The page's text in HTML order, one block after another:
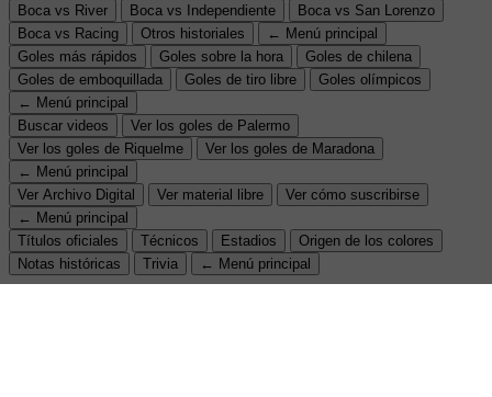
Boca vs River
Boca vs Independiente
Boca vs San Lorenzo
Boca vs Racing
Otros historiales
← Menú principal
Goles más rápidos
Goles sobre la hora
Goles de chilena
Goles de emboquillada
Goles de tiro libre
Goles olímpicos
← Menú principal
Buscar videos
Ver los goles de Palermo
Ver los goles de Riquelme
Ver los goles de Maradona
← Menú principal
Ver Archivo Digital
Ver material libre
Ver cómo suscribirse
← Menú principal
Títulos oficiales
Técnicos Estadios
Origen de los colores
Notas históricas
Trivia ← Menú principal